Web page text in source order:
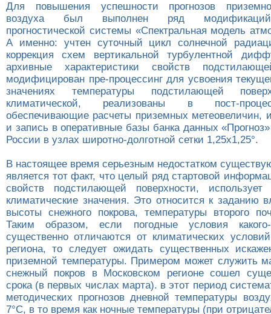
Для повышения успешности прогнозов
воздуха был выполнен ряд модификаций
прогностической системы «Спектральная модель
А именно: учтен суточный цикл солнечной
коррекция схем вертикальной турбулентной
архивные характеристики свойств
модифицирован пре-процессинг для усвоения
значениях температуры подстилающей
климатической, реализованы в пост-
обеспечивающие расчеты приземных метеовеличин,
и запись в оперативные базы банка данных
России в узлах широтно-долготной сетки 1,25х1,25°.
В настоящее время серьезным недостатком
является тот факт, что целый ряд стартовой
свойств подстилающей поверхности,
климатические значения. Это относится к заданию
высоты снежного покрова, температуры второго
Таким образом, если погодные условия
существенно отличаются от климатических
региона, то следует ожидать существенных
приземной температуры. Примером может служить
снежный покров в Московском регионе сошел
срока (в первых числах марта). в этот период
методических прогнозов дневной температуры
7°С, в то время как ночные температуры (при